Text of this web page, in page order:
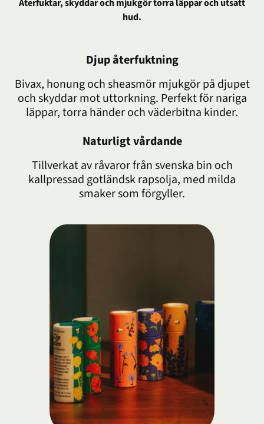
Återfuktar, skyddar och mjukgör torra läppar och utsatt
hud.
Djup återfuktning
Bivax, honung och sheasmör mjukgör på djupet
och skyddar mot uttorkning. Perfekt för nariga
läppar, torra händer och väderbitna kinder.
Naturligt vårdande
Tillverkat av råvaror från svenska bin och
kallpressad gotländsk rapsolja, med milda
smaker som förgyller.